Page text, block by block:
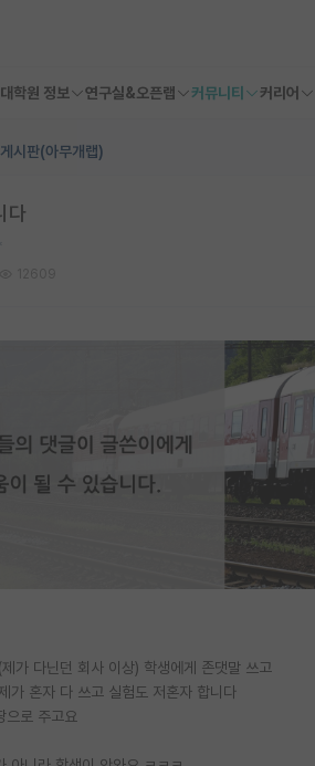
학원 정보 연구실&오픈랩 커뮤니티 커리어
시판(아무개랩)
다
가 다닌던 회사 이상) 학생에게 존댓말 쓰고
가 혼자 다 쓰고 실험도 저혼자 합니다
으로 주고요